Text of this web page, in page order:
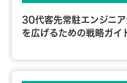
30代客先常駐エンジニ
を広げるための戦略ガイ